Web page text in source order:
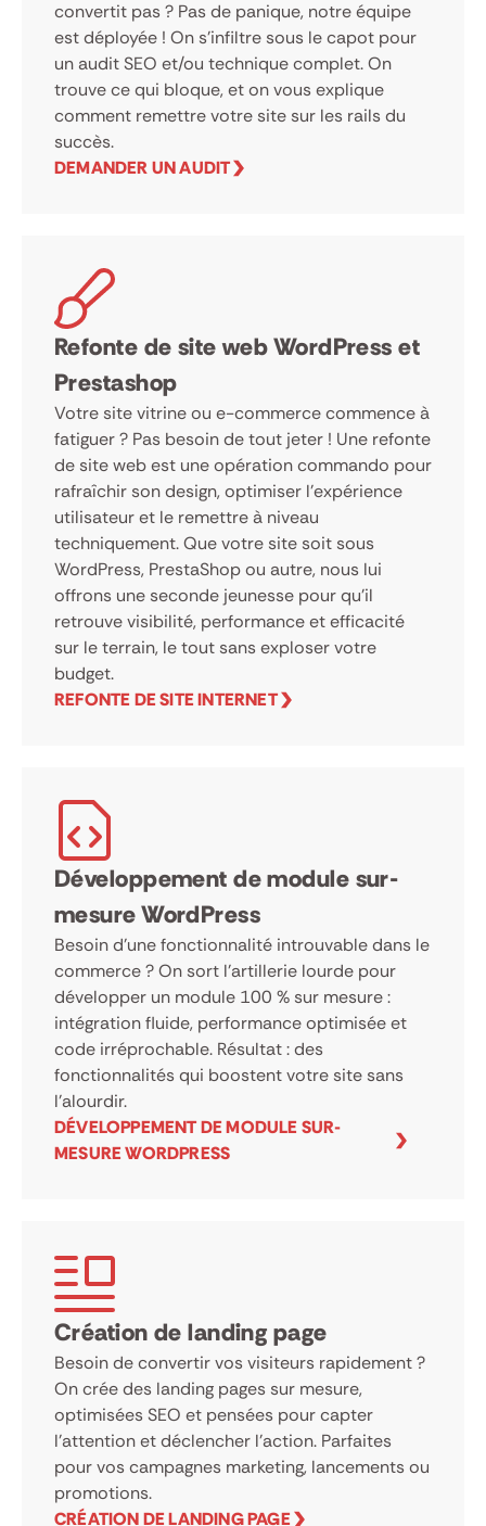
convertit pas ? Pas de panique, notre équipe
est déployée ! On s’infiltre sous le capot pour
un audit SEO et/ou technique complet. On
trouve ce qui bloque, et on vous explique
comment remettre votre site sur les rails du
succès.
DEMANDER UN AUDIT
Refonte de site web WordPress et
Prestashop
Votre site vitrine ou e-commerce commence à
fatiguer ? Pas besoin de tout jeter ! Une refonte
de site web est une opération commando pour
rafraîchir son design, optimiser l’expérience
utilisateur et le remettre à niveau
techniquement. Que votre site soit sous
WordPress, PrestaShop ou autre, nous lui
offrons une seconde jeunesse pour qu’il
retrouve visibilité, performance et efficacité
sur le terrain, le tout sans exploser votre
budget.
REFONTE DE SITE INTERNET
Développement de module sur-
mesure WordPress
Besoin d’une fonctionnalité introuvable dans le
commerce ? On sort l’artillerie lourde pour
développer un module 100 % sur mesure :
intégration fluide, performance optimisée et
code irréprochable. Résultat : des
fonctionnalités qui boostent votre site sans
l’alourdir.
DÉVELOPPEMENT DE MODULE SUR-
MESURE WORDPRESS
Création de landing page
Besoin de convertir vos visiteurs rapidement ?
On crée des landing pages sur mesure,
optimisées SEO et pensées pour capter
l’attention et déclencher l’action. Parfaites
pour vos campagnes marketing, lancements ou
promotions.
CRÉATION DE LANDING PAGE